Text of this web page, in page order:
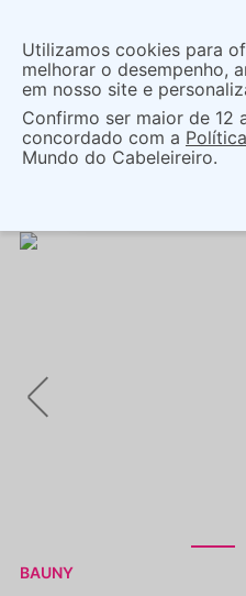
As ofertas e
acordo com a
O que você procura?
Mãos e Pés
ESMALTE
BAUNY
Utilizamos cookies para
melhorar o desempenho,
em nosso site e
Confirmo ser maior de 12
concordado com a
Mundo do Cabeleireiro.